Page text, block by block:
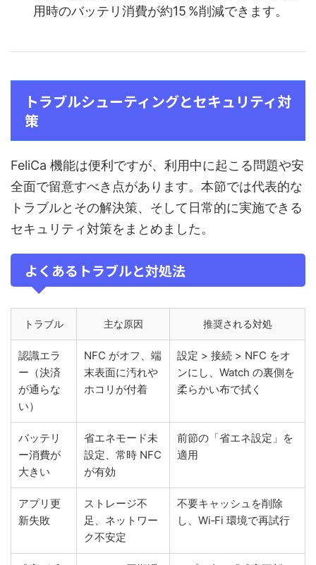
用時のバッテリ消費が約15 %削減できます。
トラブルシューティングとセキュリティ対
策
FeliCa 機能は便利ですが、利用中に起こる問題や安
全面で留意すべき点があります。本節では代表的な
トラブルとその解決策、そして日常的に実施できる
セキュリティ対策をまとめました。
よくあるトラブルと対処法
トラブル 主な原因 推奨される対処
認識エラ
ー（決済
が通らな
い）
NFC がオフ、端
末表面に汚れや
ホコリが付着
設定 > 接続 > NFC をオ
ンにし、Watch の裏側を
柔らかい布で拭く
バッテリ
ー消費が
大きい
省エネモード未
設定、常時 NFC
が有効
前節の「省エネ設定」を
適用
アプリ更
新失敗
ストレージ不
足、ネットワー
ク不安定
不要キャッシュを削除
し、Wi‑Fi 環境で再試行